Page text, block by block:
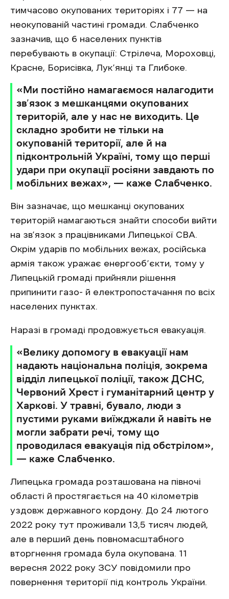
тимчасово окупованих територіях і 77 — на
неокупованій частині громади. Слабченко
зазначив, що 6 населених пунктів
перебувають в окупації: Стрілеча, Мороховці,
Красне, Борисівка, Лук’янці та Глибоке.
«Ми постійно намагаємося налагодити
зв’язок з мешканцями окупованих
територій, але у нас не виходить. Це
складно зробити не тільки на
окупованій території, але й на
підконтрольній Україні, тому що перші
удари при окупації росіяни завдають по
мобільних вежах», — каже Слабченко.
Він зазначає, що мешканці окупованих
територій намагаються знайти способи вийти
на зв’язок з працівниками Липецької СВА.
Окрім ударів по мобільних вежах, російська
армія також уражає енергооб’єкти, тому у
Липецькій громаді прийняли рішення
припинити газо- й електропостачання по всіх
населених пунктах.
Наразі в громаді продовжується евакуація.
«Велику допомогу в евакуації нам
надають національна поліція, зокрема
відділ липецької поліції, також ДСНС,
Червоний Хрест і гуманітарний центр у
Харкові. У травні, бувало, люди з
пустими руками виїжджали й навіть не
могли забрати речі, тому що
проводилася евакуація під обстрілом»,
— каже Слабченко.
Липецька громада розташована на півночі
області й простягається на 40 кілометрів
уздовж державного кордону. До 24 лютого
2022 року тут проживали 13,5 тисяч людей,
але в перший день повномасштабного
вторгнення громада була окупована. 11
вересня 2022 року ЗСУ повідомили про
повернення території під контроль України.